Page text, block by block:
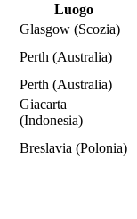
Luogo
Glasgow (Scozia)
Perth (Australia)
Perth (Australia)
Giacarta
(Indonesia)
Breslavia (Polonia)